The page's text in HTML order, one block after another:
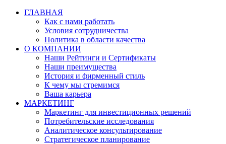
ГЛАВНАЯ
Как с нами работать
Условия сотрудничества
Политика в области качества
О КОМПАНИИ
Наши Рейтинги и Сертификаты
Наши преимущества
История и фирменный стиль
К чему мы стремимся
Ваша карьера
МАРКЕТИНГ
Маркетинг для инвестиционных решений
Потребительские исследования
Аналитическое консультирование
Стратегическое планирование